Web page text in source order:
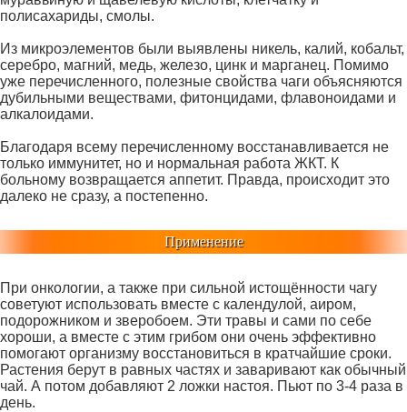
полисахариды, смолы.
Из микроэлементов были выявлены никель, калий, кобальт,
серебро, магний, медь, железо, цинк и марганец. Помимо
уже перечисленного, полезные свойства чаги объясняются
дубильными веществами, фитонцидами, флавоноидами и
алкалоидами.
Благодаря всему перечисленному восстанавливается не
только иммунитет, но и нормальная работа ЖКТ. К
больному возвращается аппетит. Правда, происходит это
далеко не сразу, а постепенно.
Применение
При онкологии, а также при сильной истощённости чагу
советуют использовать вместе с календулой, аиром,
подорожником и зверобоем. Эти травы и сами по себе
хороши, а вместе с этим грибом они очень эффективно
помогают организму восстановиться в кратчайшие сроки.
Растения берут в равных частях и заваривают как обычный
чай. А потом добавляют 2 ложки настоя. Пьют по 3-4 раза в
день.